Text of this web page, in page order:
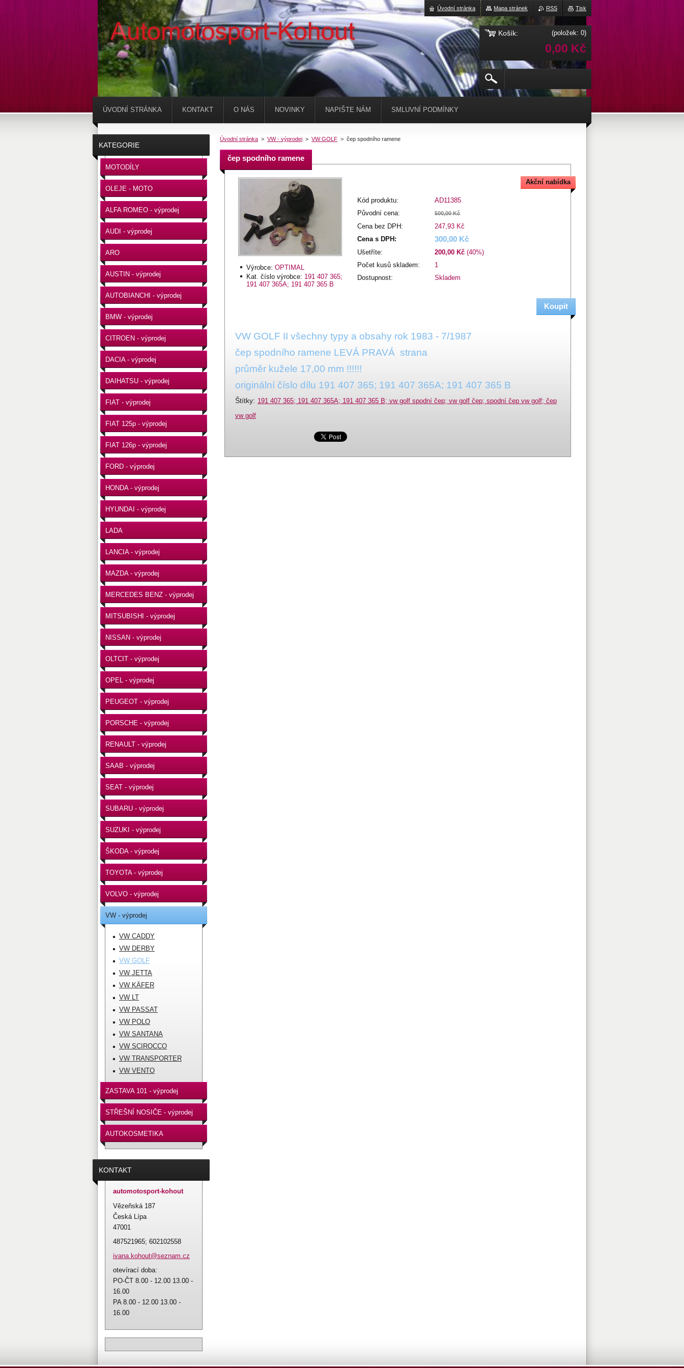
Úvodní stránka > VW - výprodej > VW GOLF > čep spodního ramene
čep spodního ramene
Akční nabídka
Kód produktu:
AD11385
Původní cena:
500,00 Kč
Cena bez DPH:
247,93 Kč
Cena s DPH:
300,00 Kč
Ušetříte: 200,00 Kč (40%)
Počet kusů skladem:
1
Dostupnost:
Skladem
Výrobce: OPTIMAL
Kat. číslo výrobce: 191 407 365;
191 407 365A; 191 407 365 B
VW GOLF II všechny typy a obsahy rok 1983 - 7/1987
čep spodního ramene LEVÁ PRAVÁ strana
průměr kužele 17,00 mm !!!!!!
originální číslo dílu 191 407 365; 191 407 365A; 191 407 365 B
Štítky: 191 407 365; 191 407 365A; 191 407 365 B; vw golf spodní čep; vw golf čep; spodní čep vw golf; čep
vw golf
KATEGORIE
MOTODÍLY
OLEJE - MOTO
ALFA ROMEO - výprodej
AUDI - výprodej
ARO
AUSTIN - výprodej
AUTOBIANCHI - výprodej
BMW - výprodej
CITROEN - výprodej
DACIA - výprodej
DAIHATSU - výprodej
FIAT - výprodej
FIAT 125p - výprodej
FIAT 126p - výprodej
FORD - výprodej
HONDA - výprodej
HYUNDAI - výprodej
LADA
LANCIA - výprodej
MAZDA - výprodej
MERCEDES BENZ - výprodej
MITSUBISHI - výprodej
NISSAN - výprodej
OLTCIT - výprodej
OPEL - výprodej
PEUGEOT - výprodej
PORSCHE - výprodej
RENAULT - výprodej
SAAB - výprodej
SEAT - výprodej
SUBARU - výprodej
SUZUKI - výprodej
ŠKODA - výprodej
TOYOTA - výprodej
VOLVO - výprodej
VW - výprodej
VW CADDY
VW DERBY
VW GOLF
VW JETTA
VW KÄFER
VW LT
VW PASSAT
VW POLO
VW SANTANA
VW SCIROCCO
VW TRANSPORTER
VW VENTO
ZASTAVA 101 - výprodej
STŘEŠNÍ NOSIČE - výprodej
AUTOKOSMETIKA
KONTAKT
automotosport-kohout
Vězeňská 187
Česká Lípa
47001
487521965; 602102558
ivana.kohout@seznam.cz
otevírací doba:
PO-ČT 8.00 - 12.00 13.00 -
16.00
PA 8.00 - 12.00 13.00 -
16.00
ÚVODNÍ STRÁNKA KONTAKT O NÁS NOVINKY NAPIŠTE NÁM SMLUVNÍ PODMÍNKY
Tisk
RSS
Mapa stránek
Úvodní stránka
Košík: (položek: 0)
0,00 Kč